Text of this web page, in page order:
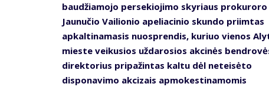
baudžiamojo persekiojimo skyriaus prokuroro
Jaunučio Vailionio apeliacinio skundo priimtas
apkaltinamasis nuosprendis, kuriuo vienos
mieste veikusios uždarosios akcinės
direktorius pripažintas kaltu dėl neteisėto
disponavimo akcizais apmokestinamomis